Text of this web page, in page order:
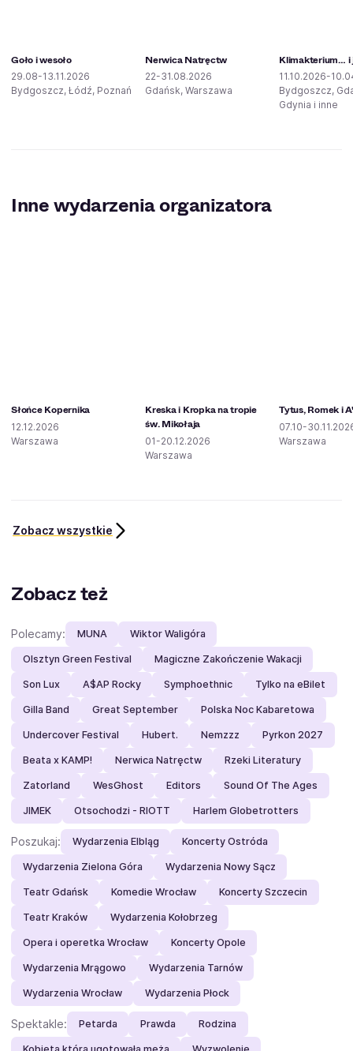
Goło i wesoło
29.08-13.11.2026
Bydgoszcz, Łódź, Poznań
Nerwica Natręctw
22-31.08.2026
Gdańsk, Warszawa
Klimakterium… i
11.10.2026-
Bydgoszcz,
Gdynia i inne
Inne wydarzenia organizatora
Słońce Kopernika
12.12.2026
Warszawa
Kreska i Kropka na tropie
św. Mikołaja
01-20.12.2026
Warszawa
Tytus, Romek i
07.10-
Warszawa
Zobacz wszystkie
Zobacz też
Polecamy: MUNA Wiktor Waligóra
Olsztyn Green Festival Magiczne Zakończenie Wakacji
Son Lux A$AP Rocky Symphoethnic Tylko na eBilet
Gilla Band Great September Polska Noc Kabaretowa
Undercover Festival Hubert. Nemzzz Pyrkon 2027
Beata x KAMP! Nerwica Natręctw Rzeki Literatury
Zatorland WesGhost Editors Sound Of The Ages
JIMEK Otsochodzi - RIOTT Harlem Globetrotters
Poszukaj: Wydarzenia Elbląg Koncerty Ostróda
Wydarzenia Zielona Góra Wydarzenia Nowy Sącz
Teatr Gdańsk Komedie Wrocław Koncerty Szczecin
Teatr Kraków Wydarzenia Kołobrzeg
Opera i operetka Wrocław Koncerty Opole
Wydarzenia Mrągowo Wydarzenia Tarnów
Wydarzenia Wrocław Wydarzenia Płock
Spektakle: Petarda Prawda Rodzina